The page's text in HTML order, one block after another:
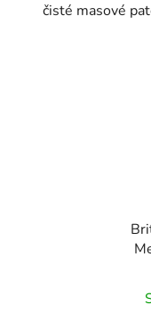
čisté masové